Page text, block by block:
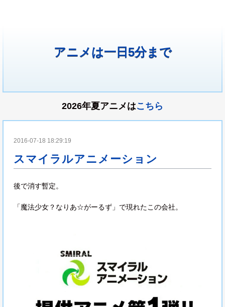
アニメは一日5分まで
2016-07-18 18:29:19
スマイラルアニメーション
後で消す暫定。
「魔法少女？なりあ☆がーるず」で現れたこの会社。
2026年夏アニメはこちら